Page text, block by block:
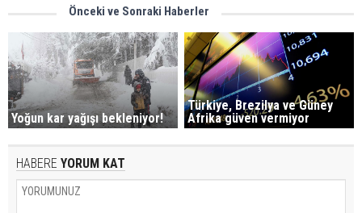
Önceki ve Sonraki Haberler
Yoğun kar yağışı bekleniyor!
Türkiye, Brezilya ve Güney
Afrika güven vermiyor
HABERE YORUM KAT